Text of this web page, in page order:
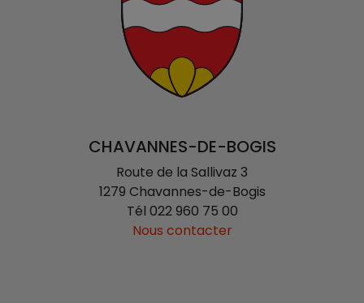
CHAVANNES-DE-BOGIS
Route de la Sallivaz 3
1279 Chavannes-de-Bogis
Tél 022 960 75 00
Nous contacter